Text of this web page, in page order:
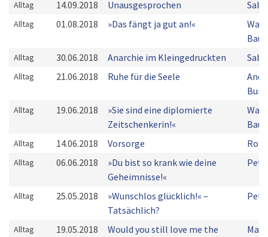
Alltag 14.09.2018 Unausgesprochen
Alltag 01.08.2018 »Das fängt ja gut an!«
Alltag 30.06.2018 Anarchie im Kleingedruckten
Alltag 21.06.2018 Ruhe für die Seele
Alltag 19.06.2018
»Sie sind eine diplomierte
Zeitschenkerin!«
Alltag 14.06.2018 Vorsorge
Alltag 06.06.2018
»Du bist so krank wie deine
Geheimnisse!«
Alltag 25.05.2018
»Wunschlos glücklich!« –
Tatsächlich?
Alltag 19.05.2018
Would you still love me the